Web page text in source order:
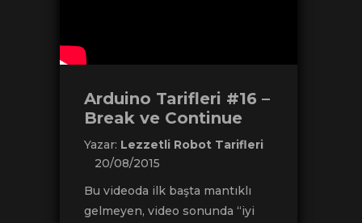
Arduino Tarifleri #16 –
Break ve Continue
Yazar: Lezzetli Robot Tarifleri
20/08/2015
Bu videoda ilk başta mantıklı
gelmeyen, video sonunda “iyi